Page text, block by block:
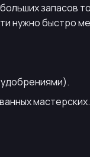
запасов
нужно быстро
мастерских.